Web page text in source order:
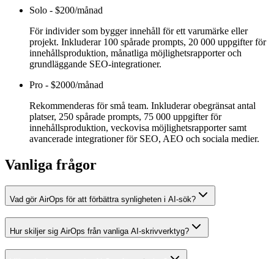
Solo - $200/månad
För individer som bygger innehåll för ett varumärke eller
projekt. Inkluderar 100 spårade prompts, 20 000 uppgifter för
innehållsproduktion, månatliga möjlighetsrapporter och
grundläggande SEO-integrationer.
Pro - $2000/månad
Rekommenderas för små team. Inkluderar obegränsat antal
platser, 250 spårade prompts, 75 000 uppgifter för
innehållsproduktion, veckovisa möjlighetsrapporter samt
avancerade integrationer för SEO, AEO och sociala medier.
Vanliga frågor
Vad gör AirOps för att förbättra synligheten i AI-sök?
Hur skiljer sig AirOps från vanliga AI-skrivverktyg?